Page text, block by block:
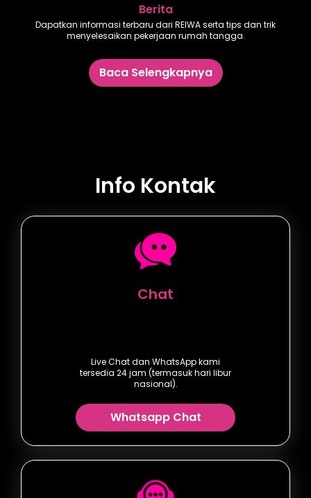
Berita
Dapatkan informasi terbaru dari REIWA serta tips dan trik
menyelesaikan pekerjaan rumah tangga.
Baca Selengkapnya
Info Kontak
Chat
Live Chat dan WhatsApp kami
tersedia 24 jam (termasuk hari libur
nasional).
Whatsapp Chat